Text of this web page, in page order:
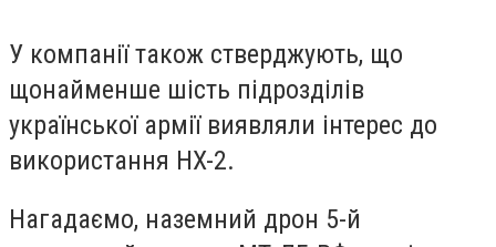
У компанії також стверджують, що
щонайменше шість підрозділів
української армії виявляли інтерес до
використання HX-2.
Нагадаємо, наземний дрон 5-й